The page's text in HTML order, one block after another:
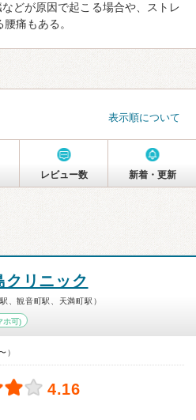
どが原因で起こる場合や、ストレ
痛もある。
表示順について
レビュー数 新着・更新
クリニック
、観音町駅、天満町駅）
ホ可)
）
4.16